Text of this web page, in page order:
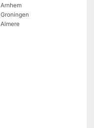
Arnhem
Groningen
Almere